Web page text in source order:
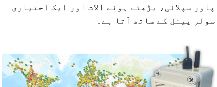
پاور سپلائی، بڑھتے ہوئے آلات اور ایک اختیاری
سولر پینل کے ساتھ آتا ہے۔